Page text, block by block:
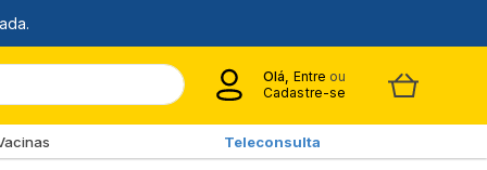
Olá, Entre ou
Cadastre-se
Teleconsulta